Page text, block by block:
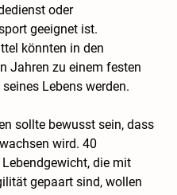
oder
geeignet ist.
könnten in den
Jahren zu einem festen
Lebens werden.
sollte bewusst sein, dass
wird. 40
die mit
gepaart sind, wollen